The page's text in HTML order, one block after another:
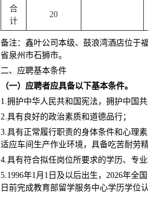
合
计
20
备注：鑫叶公司本级、鼓浪湾酒店位于
省泉州市石狮市。
二、应聘基本条件
（一） 应聘者应具备以下基本条件。
1.拥护中华人民共和国宪法，拥护中国
2.具有良好的政治素质和道德品行；
3.具有正常履行职责的身体条件和心理
适应车间生产作业环境，具备吃苦耐劳
4.具有符合拟任岗位所要求的学历、专
5.1996年1月1日及以后出生，2026年全
日前完成教育部留学服务中心学历学位